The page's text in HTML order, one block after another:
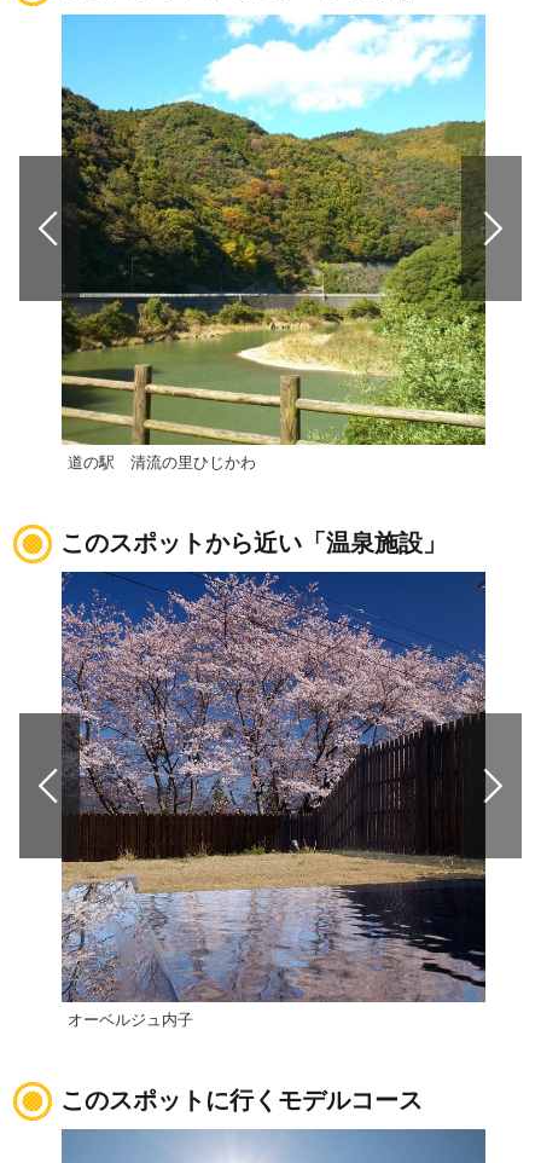
道の駅 清流の里ひじかわ
このスポットから近い「温泉施設」
オーベルジュ内子
このスポットに行くモデルコース